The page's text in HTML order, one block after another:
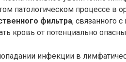
патологическом процессе в
фильтра, связанного
кровь от потенциально
инфекции в